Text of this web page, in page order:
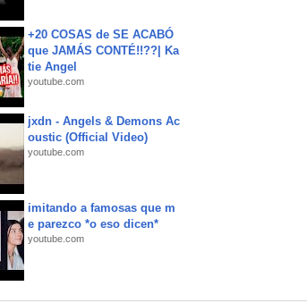
+20 COSAS de SE ACABÓ
que JAMÁS CONTÉ!!??| Ka
tie Angel
youtube.com
jxdn - Angels & Demons Ac
oustic (Official Video)
youtube.com
imitando a famosas que m
e parezco *o eso dicen*
youtube.com